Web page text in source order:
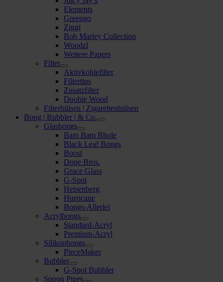
Elements
Greengo
Ziggi
Bob Marley Collection
Woodzl
Weitere Papers
Filter
Aktivkohlefilter
Filtertips
Zusatzfilter
Doobie Wood
Filterhülsen | Zigarettenhülsen
Bong | Bubbler | & Co.
Glasbongs
Bam Bam Bhole
Black Leaf Bongs
Boost
Dope Bros.
Grace Glass
G-Spot
Heisenberg
Hurricane
Bongs-Allerlei
Acrylbongs
Standard-Acryl
Premium-Acryl
Silikonbongs
PieceMaker
Bubbler
G-Spot Bubbler
Spoon Pipes